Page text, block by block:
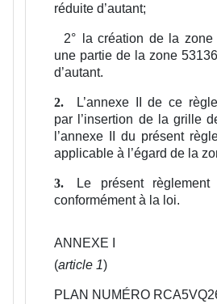
réduite d’autant;
2°
la création de la
une partie de la zone
d’autant.
2.
L’annexe II de ce
par l’insertion de la grille
l’annexe II du présent
applicable à l’égard de la
3.
Le présent
conformément à la loi.
ANNEXE I
(article 1)
PLAN NUMÉRO